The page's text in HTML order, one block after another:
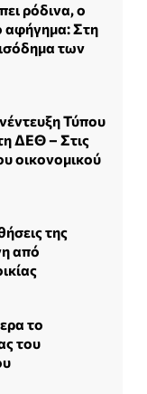
ρόδινα, ο
αφήγημα: Στη
των
Τύπου
ΔΕΘ – Στις
οικονομικού
της
από
το
του